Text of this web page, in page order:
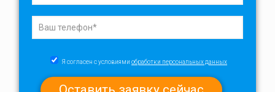
Я согласен с условиями обработки персональных данных